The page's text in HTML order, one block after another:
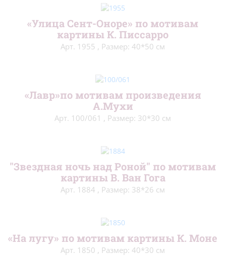
«Улица Сент-Оноре» по мотивам
картины К. Писсарро
Арт. 1955 , Размер: 40*50 см
«Лавр»по мотивам произведения
А.Мухи
Арт. 100/061 , Размер: 30*30 см
"Звездная ночь над Роной" по мотивам
картины В. Ван Гога
Арт. 1884 , Размер: 38*26 см
«На лугу» по мотивам картины К. Моне
Арт. 1850 , Размер: 40*30 см